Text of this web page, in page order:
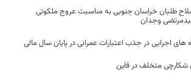
طلبان خراسان جنوبی به مناسبت عروج ملکوتی
وجدان
های اجرایی در جذب اعتبارات عمرانی در پایان سال مالی
متخلف در قاین